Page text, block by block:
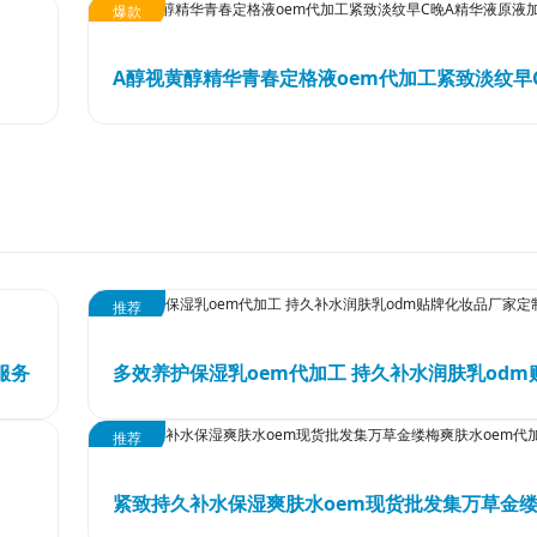
爆款
务
推荐
推荐